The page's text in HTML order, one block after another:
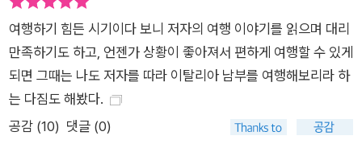
여행하기 힘든 시기이다 보니 저자의 여행 이야기를 읽으며 대리
만족하기도 하고, 언젠가 상황이 좋아져서 편하게 여행할 수 있게
되면 그때는 나도 저자를 따라 이탈리아 남부를 여행해보리라 하
는 다짐도 해봤다.
공감 (10) 댓글 (0)